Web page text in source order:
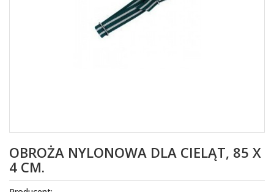
OBROŻA NYLONOWA DLA CIELĄT, 85 X
4 CM.